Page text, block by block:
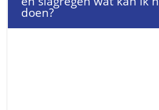
doen?